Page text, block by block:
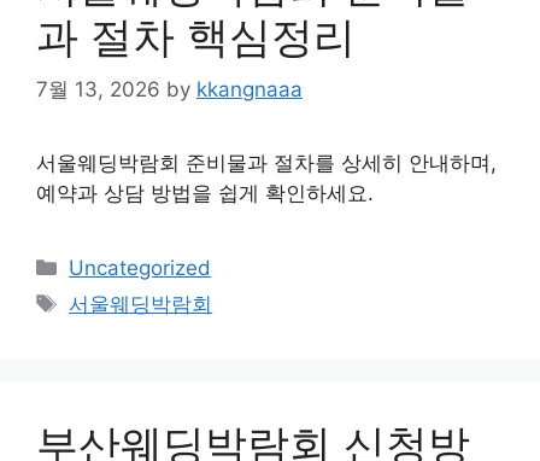
과 절차 핵심정리
7월 13, 2026 by kkangnaaa
서울웨딩박람회 준비물과 절차를 상세히 안내하며,
예약과 상담 방법을 쉽게 확인하세요.
Categories
Uncategorized
Tags
서울웨딩박람회
부산웨딩박람회 신청방